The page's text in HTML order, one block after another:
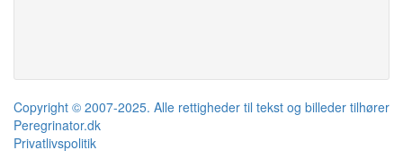
Copyright © 2007-2025. Alle rettigheder til tekst og billeder tilhører
Peregrinator.dk
Privatlivspolitik